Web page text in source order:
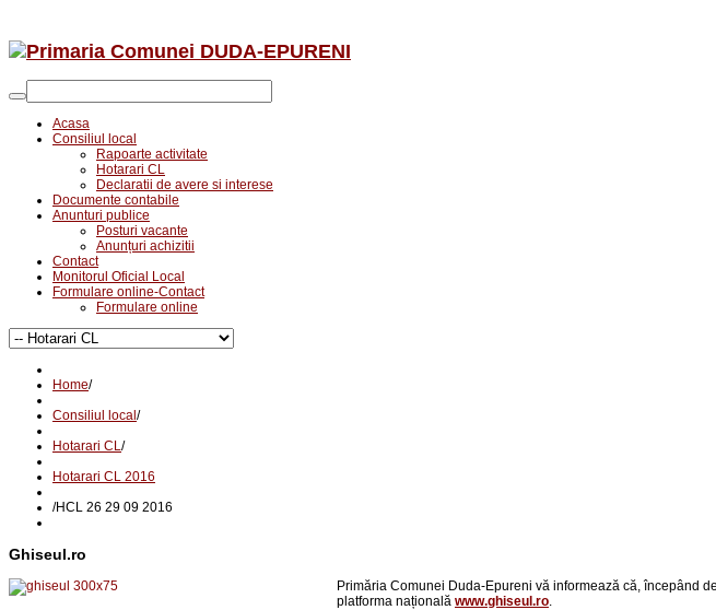
Acasa
Consiliul local
Rapoarte activitate
Hotarari CL
Declaratii de avere si interese
Documente contabile
Anunturi publice
Posturi vacante
Anunțuri achizitii
Contact
Monitorul Oficial Local
Formulare online-Contact
Formulare online
Home/
Consiliul local/
Hotarari CL/
Hotarari CL 2016
/HCL 26 29 09 2016
Ghiseul.ro
Primăria Comunei Duda-Epureni vă informează că, începând
platforma națională www.ghiseul.ro.